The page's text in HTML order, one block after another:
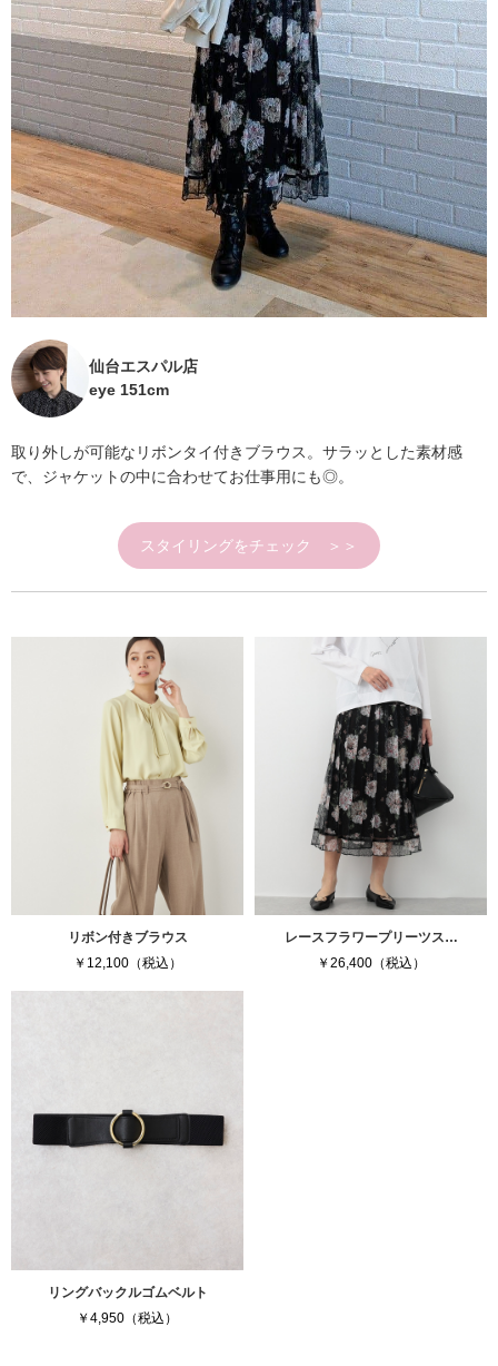
仙台エスパル店
eye 151cm
取り外しが可能なリボンタイ付きブラウス。サラッとした素材感
で、ジャケットの中に合わせてお仕事用にも◎。
スタイリングをチェック ＞＞
リボン付きブラウス
￥12,100（税込）
レースフラワープリーツス…
￥26,400（税込）
リングバックルゴムベルト
￥4,950（税込）